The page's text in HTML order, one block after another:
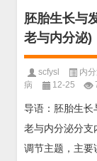
胚胎生长与
老与内分泌)
scfysl 内
病
12-25
导语：胚胎生长
老与内分泌分支
调节主题，主要